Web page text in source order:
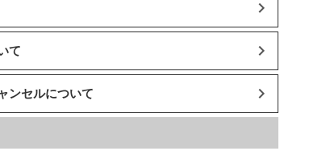
て
ンセルについて